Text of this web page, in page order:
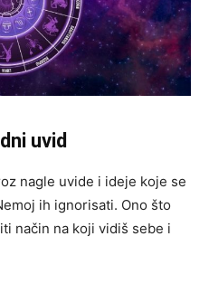
uvid
nagle uvide i ideje koje se
ih ignorisati. Ono što
način na koji vidiš sebe i